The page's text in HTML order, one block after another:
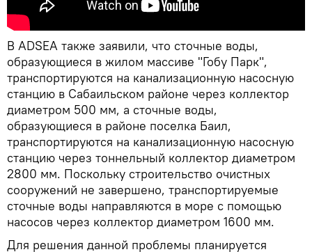
В ADSEA также заявили, что сточные воды,
образующиеся в жилом массиве "Гобу Парк",
транспортируются на канализационную насосную
станцию в Сабаильском районе через коллектор
диаметром 500 мм, а сточные воды,
образующиеся в районе поселка Баил,
транспортируются на канализационную насосную
станцию через тоннельный коллектор диаметром
2800 мм. Поскольку строительство очистных
сооружений не завершено, транспортируемые
сточные воды направляются в море с помощью
насосов через коллектор диаметром 1600 мм.
Для решения данной проблемы планируется